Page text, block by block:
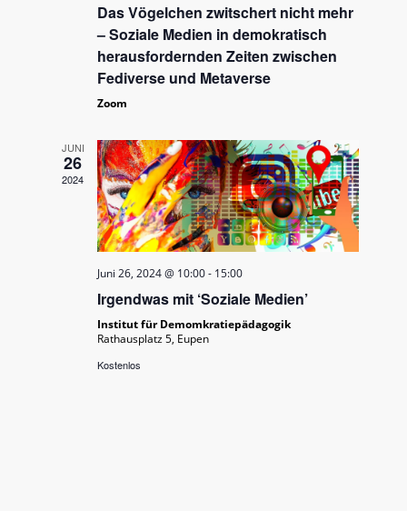
Das Vögelchen zwitschert nicht mehr
– Soziale Medien in demokratisch
herausfordernden Zeiten zwischen
Fediverse und Metaverse
Zoom
JUNI
26
2024
Juni 26, 2024 @ 10:00- 15:00
Irgendwas mit ‘Soziale Medien’
Institut für Demomkratiepädagogik
Rathausplatz 5, Eupen
Kostenlos